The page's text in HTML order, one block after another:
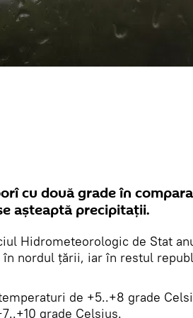
cu două grade în
așteaptă precipitații.
Hidrometeorologic de Stat
în nordul țării, iar în restul
de +5..+8 grade
grade Celsius.